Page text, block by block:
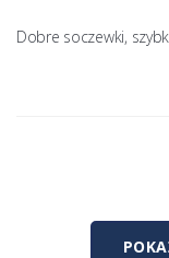
Dobre soczewki,